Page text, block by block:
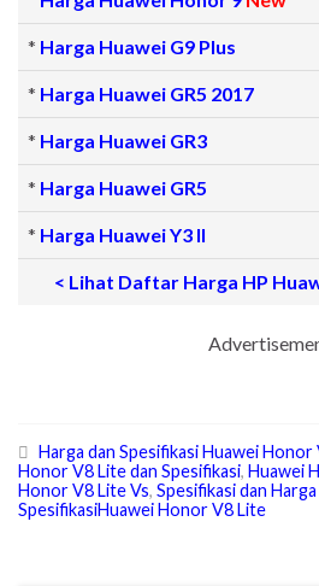
* Harga Huawei G9 Plus
* Harga Huawei GR5 2017
* Harga Huawei GR3
* Harga Huawei GR5
* Harga Huawei Y3 II
< Lihat Daftar Harga HP
Harga dan Spesifikasi Huawei Honor
Honor V8 Lite dan Spesifikasi, Huawei
Honor V8 Lite Vs, Spesifikasi dan
SpesifikasiHuawei Honor V8 Lite